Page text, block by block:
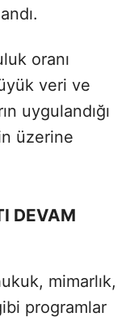
oranı
veri ve
uygulandığı
üzerine
DEVAM
mimarlık,
programlar